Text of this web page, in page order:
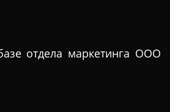
отдела маркетинга ООО